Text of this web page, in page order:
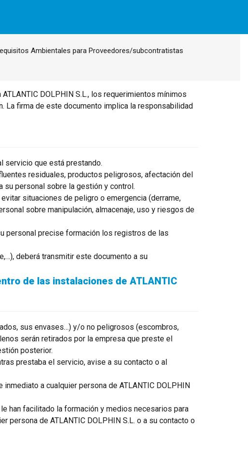
Ambientales para Proveedores/subcontratistas
DOLPHIN S.L., los requerimientos mínimos
La firma de este documento implica la responsabilidad
servicio que está prestando.
residuales, productos peligrosos, afectación del
su personal sobre la gestión y control.
situaciones de peligro o emergencia (derrame,
sobre manipulación, almacenaje, uso y riesgos de
personal precise formación los registros de las
deberá transmitir este documento a su
de las instalaciones de ATLANTIC
sus envases…) y/o no peligrosos (escombros,
serán retirados por la empresa que preste el
posterior.
prestaba el servicio, avise a su contacto o al
a cualquier persona de ATLANTIC DOLPHIN
han facilitado la formación y medios necesarios para
persona de ATLANTIC DOLPHIN S.L. o a su contacto o